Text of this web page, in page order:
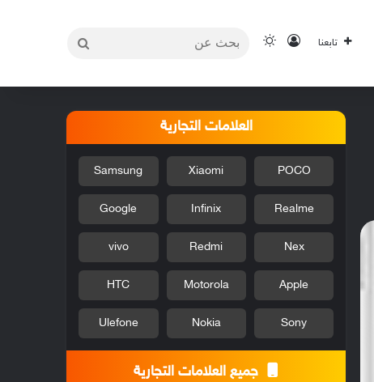
تابعنا تسجيل الدخول
الوضع المظلم
العلامات التجارية
POCO
Xiaomi
Samsung
Realme
Infinix
Google
Nex
Redmi
vivo
Apple
Motorola
HTC
Sony
Nokia
Ulefone
جميع العلامات التجارية